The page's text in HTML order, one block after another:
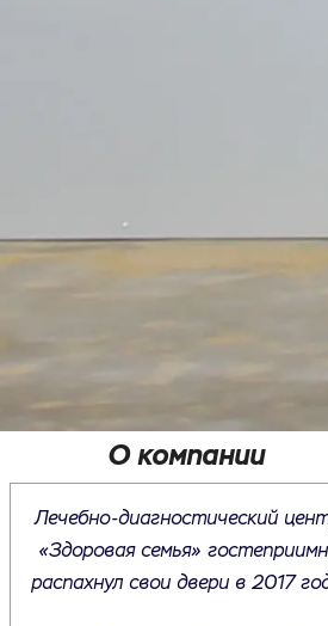
О компании
Лечебно-диагностический
«Здоровая семья»
распахнул свои двери в 2017